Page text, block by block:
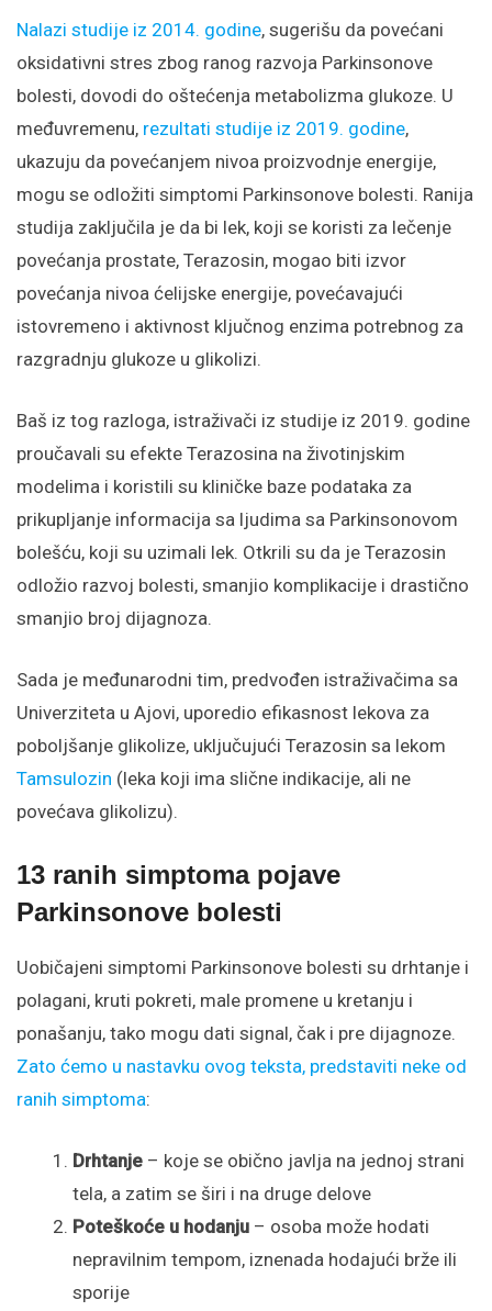
Nalazi studije iz 2014. godine, sugerišu da povećani
oksidativni stres zbog ranog razvoja Parkinsonove
bolesti, dovodi do oštećenja metabolizma glukoze. U
međuvremenu, rezultati studije iz 2019. godine,
ukazuju da povećanjem nivoa proizvodnje energije,
mogu se odložiti simptomi Parkinsonove bolesti. Ranija
studija zaključila je da bi lek, koji se koristi za lečenje
povećanja prostate, Terazosin, mogao biti izvor
povećanja nivoa ćelijske energije, povećavajući
istovremeno i aktivnost ključnog enzima potrebnog za
razgradnju glukoze u glikolizi.
Baš iz tog razloga, istraživači iz studije iz 2019. godine
proučavali su efekte Terazosina na životinjskim
modelima i koristili su kliničke baze podataka za
prikupljanje informacija sa ljudima sa Parkinsonovom
bolešću, koji su uzimali lek. Otkrili su da je Terazosin
odložio razvoj bolesti, smanjio komplikacije i drastično
smanjio broj dijagnoza.
Sada je međunarodni tim, predvođen istraživačima sa
Univerziteta u Ajovi, uporedio efikasnost lekova za
poboljšanje glikolize, uključujući Terazosin sa lekom
Tamsulozin (leka koji ima slične indikacije, ali ne
povećava glikolizu).
13 ranih simptoma pojave
Parkinsonove bolesti
Uobičajeni simptomi Parkinsonove bolesti su drhtanje i
polagani, kruti pokreti, male promene u kretanju i
ponašanju, tako mogu dati signal, čak i pre dijagnoze.
Zato ćemo u nastavku ovog teksta, predstaviti neke od
ranih simptoma:
Drhtanje – koje se obično javlja na jednoj strani
tela, a zatim se širi i na druge delove
Poteškoće u hodanju – osoba može hodati
nepravilnim tempom, iznenada hodajući brže ili
sporije